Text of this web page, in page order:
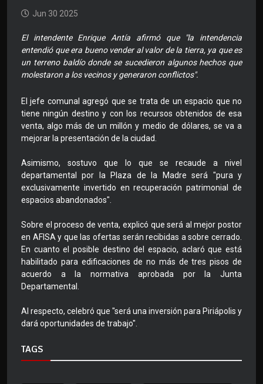
Jun 30 2025
El intendente Enrique Antía afirmó que "la intendencia
entendió que era bueno vender al valor de la tierra, ya que es
un terreno baldío donde se sucedieron algunos hechos que
molestaron a los vecinos y generaron conflictos".
El jefe comunal agregó que se trata de un espacio que no
tiene ningún destino y con los recursos obtenidos de esa
venta, algo más de un millón y medio de dólares, se va a
mejorar la presentación de la ciudad.
Asimismo, sostuvo que lo que se recaude a nivel
departamental por la Plaza de la Madre será "pura y
exclusivamente invertido en recuperación patrimonial de
espacios abandonados".
Sobre el proceso de venta, explicó que será al mejor postor
en AFISA y que las ofertas serán recibidas a sobre cerrado.
En cuanto el posible destino del espacio, aclaró que está
habilitado para edificaciones de no más de tres pisos de
acuerdo a la normativa aprobada por la Junta
Departamental.
Al respecto, celebró que "será una inversión para Piriápolis y
dará oportunidades de trabajo".
TAGS